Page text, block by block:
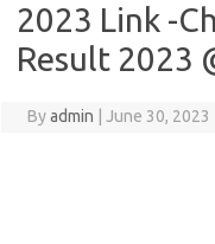
2023 Link -
Result 2023
Byadmin June 30, 2023